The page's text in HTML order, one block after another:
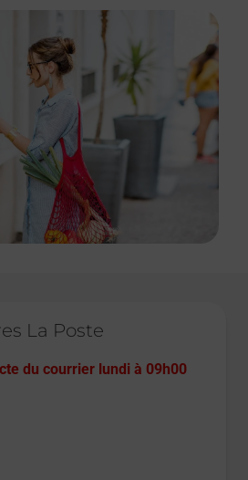
La Poste
du courrier lundi à 09h00